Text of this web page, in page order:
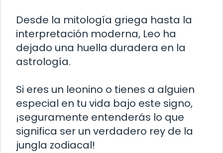
Desde la mitología griega hasta la
interpretación moderna, Leo ha
dejado una huella duradera en la
astrología.
Si eres un leonino o tienes a alguien
especial en tu vida bajo este signo,
¡seguramente entenderás lo que
significa ser un verdadero rey de la
jungla zodiacal!